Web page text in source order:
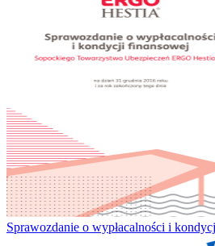
Sprawozdanie o wypłacalności i